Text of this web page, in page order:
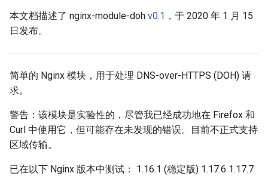
$is_desktop
$is_tablet
$is_tv
$os_family
cors
ctxdump
dns-server
dns
etcd
本文档描述了 nginx-module-doh v0.1 ，于 2020 年 1 月 15
日发布。
简单的 Nginx 模块，用于处理 DNS-over-HTTPS (DOH) 请
求。
警告：该模块是实验性的，尽管我已经成功地在 Firefox 和
Curl 中使用它，但可能存在未发现的错误。目前不正式支持
区域传输。
已在以下 Nginx 版本中测试： 1.16.1 (稳定版) 1.17.6 1.17.7